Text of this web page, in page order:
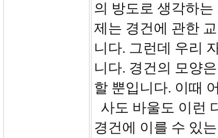
의 방도로 생각하
제는 경건에 관한
니다. 그런데 우리
니다. 경건의 모양
할 뿐입니다. 이때
사도 바울도 이런
경건에 이를 수 있